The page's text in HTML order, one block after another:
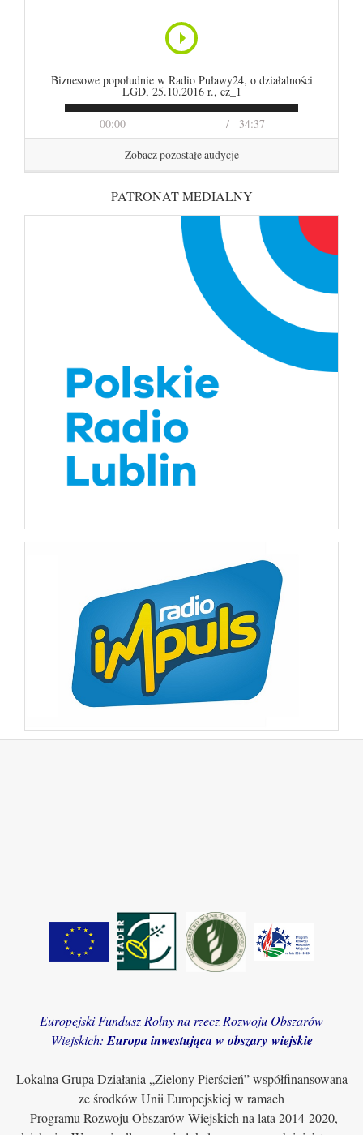
00:00 34:37
Biznesowe popołudnie w Radio Puławy24, o działalności
LGD, 25.10.2016 r., cz_1
Zobacz pozostałe audycje
PATRONAT MEDIALNY
Europejski Fundusz Rolny na rzecz Rozwoju Obszarów
Wiejskich: Europa inwestująca w obszary wiejskie
Lokalna Grupa Działania „Zielony Pierścień” współfinansowana
ze środków Unii Europejskiej w ramach
Programu Rozwoju Obszarów Wiejskich na lata 2014-2020,